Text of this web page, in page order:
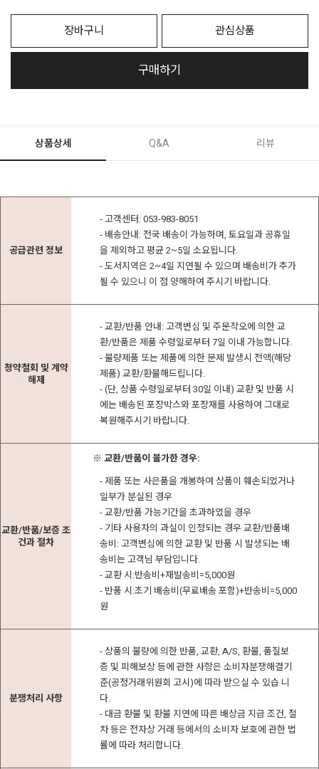
장바구니 관심상품
구매하기
상품상세 Q&A 리뷰
공급관련 정보
- 고객센터: 053-983-8051
- 배송안내: 전국 배송이 가능하며, 토요일과 공휴일
을 제외하고 평균 2~5일 소요됩니다.
- 도서지역은 2~4일 지연될 수 있으며 배송비가 추가
될 수 있으니 이 점 양해하여 주시기 바랍니다.
청약철회 및 계약
해제
- 교환/반품 안내: 고객변심 및 주문착오에 의한 교
환/반품은 제품 수령일로부터 7일 이내 가능합니다.
- 불량제품 또는 제품에 의한 문제 발생시 전액(해당
제품) 교환/환불해드립니다.
- (단, 상품 수령일로부터 30일 이내) 교환 및 반품 시
에는 배송된 포장박스와 포장재를 사용하여 그대로
복원해주시기 바랍니다.
교환/반품/보증 조
건과 절차
※ 교환/반품이 불가한 경우:
- 제품 또는 사은품을 개봉하여 상품이 훼손되었거나
일부가 분실된 경우
- 교환/반품 가능기간을 초과하였을 경우
- 기타 사용자의 과실이 인정되는 경우 교환/반품배
송비: 고객변심에 의한 교환 및 반품 시 발생되는 배
송비는 고객님 부담입니다.
- 교환 시:반송비+재발송비=5,000원
- 반품 시:초기 배송비(무료배송 포함)+반송비=5,000
원
분쟁처리 사항
- 상품의 불량에 의한 반품, 교환, A/S, 환불, 품질보
증 및 피해보상 등에 관한 사항은 소비자분쟁해결기
준(공정거래위원회 고시)에 따라 받으실 수 있습 니
다.
- 대금 환불 및 환불 지연에 따른 배상금 지급 조건, 절
차 등은 전자상 거래 등에서의 소비자 보호에 관한 법
률에 따라 처리합니다.